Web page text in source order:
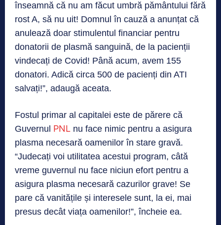
înseamnă că nu am făcut umbră pământului fără
rost A, să nu uit! Domnul în cauză a anunțat că
anulează doar stimulentul financiar pentru
donatorii de plasmă sanguină, de la pacienții
vindecați de Covid! Până acum, avem 155
donatori. Adică circa 500 de pacienți din ATI
salvați!”, adaugă aceata.
Fostul primar al capitalei este de părere că
Guvernul PNL nu face nimic pentru a asigura
plasma necesară oamenilor în stare gravă.
“Judecați voi utilitatea acestui program, câtă
vreme guvernul nu face niciun efort pentru a
asigura plasma necesară cazurilor grave! Se
pare că vanitățile și interesele sunt, la ei, mai
presus decât viața oamenilor!”, încheie ea.